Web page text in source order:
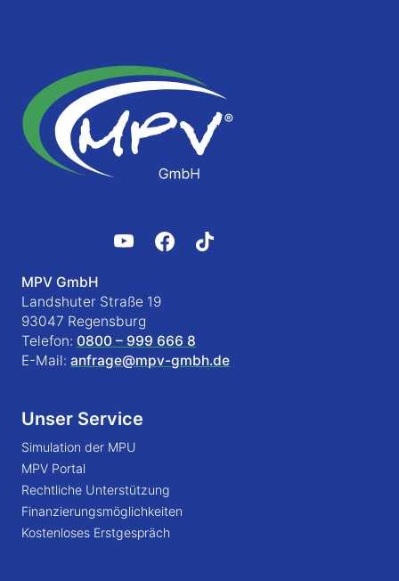
MPV GmbH
Landshuter Straße 19
93047 Regensburg
Telefon: 0800 – 999 666 8
E-Mail: anfrage@mpv-gmbh.de
Unser Service
Simulation der MPU
MPV Portal
Rechtliche Unterstützung
Finanzierungsmöglichkeiten
Kostenloses Erstgespräch